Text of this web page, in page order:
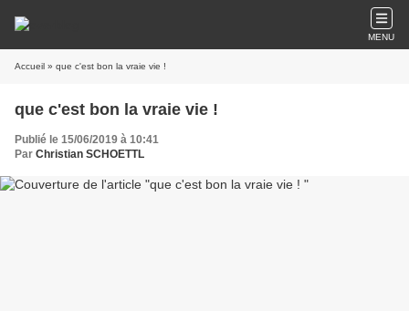
MENU
Accueil » que c'est bon la vraie vie !
que c'est bon la vraie vie !
Publié le 15/06/2019 à 10:41
Par Christian SCHOETTL